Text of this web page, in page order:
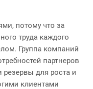
потому что за
труда каждого
Группа компаний
партнеров
резервы для роста и
клиентами